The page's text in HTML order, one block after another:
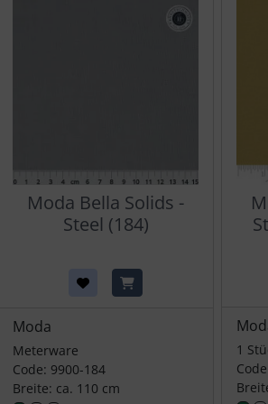
Moda Bella Solids -
Steel (184)
Moda
Meterware
Code: 9900-184
Breite: ca. 110 cm
1